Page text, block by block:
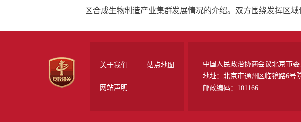
区合成生物制造产业集群发展情况的介绍。双方围绕发挥区
关于我们 站点地图
网站声明
中国人民政治协商会议北京市
地址：北京市通州区临镜路6号
邮政编码：101166